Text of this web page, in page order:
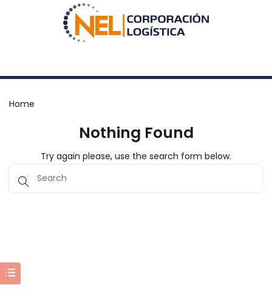
Home
Nothing Found
Try again please, use the search form below.